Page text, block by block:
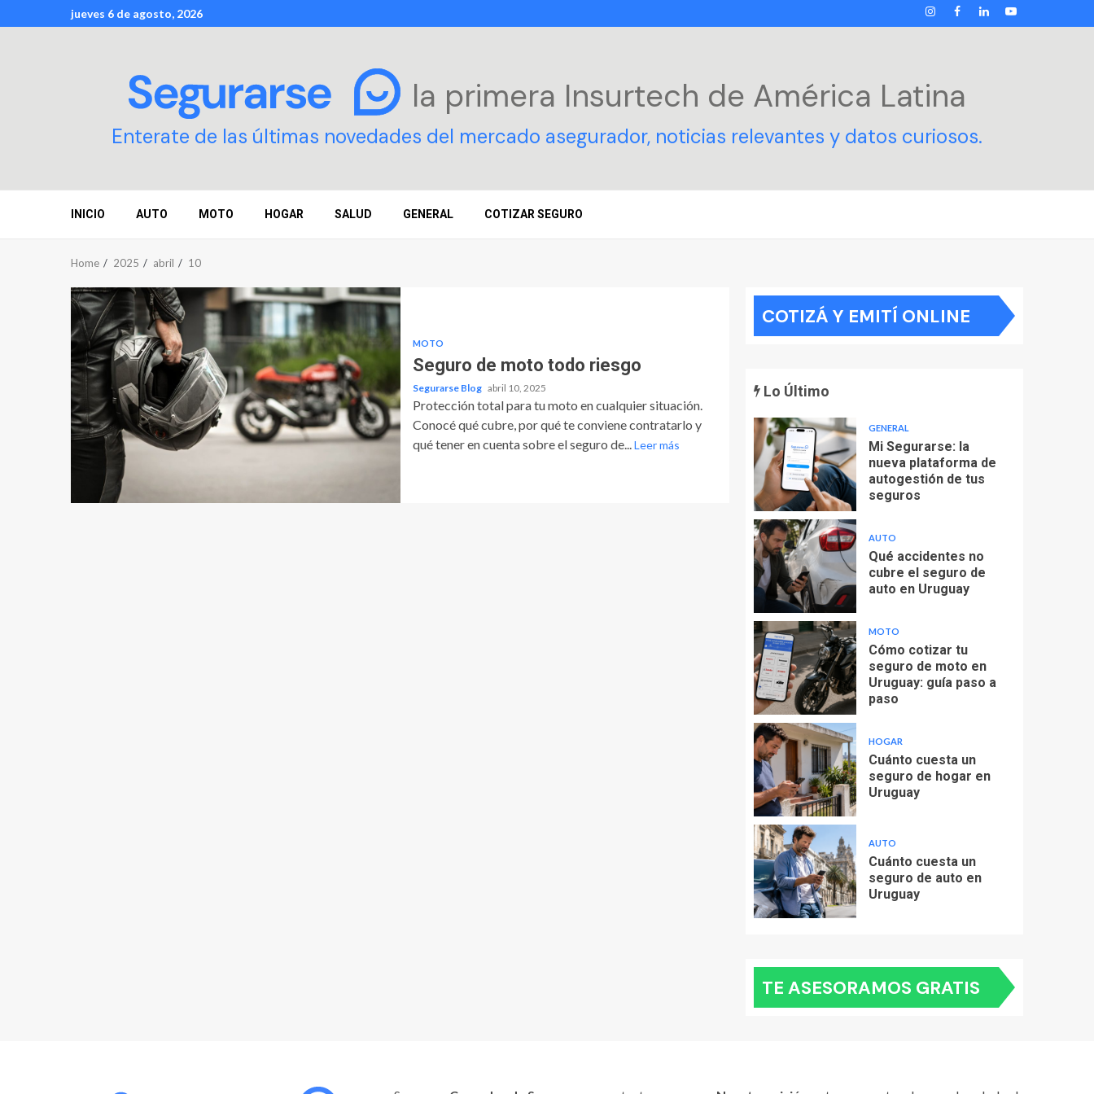
to
jueves 6 de agosto, 2026 INSTAGRAM
FACEBOOK
LINKEDIN
YOUTUBE
la primera Insurtech de América Latina
Enterate de las últimas novedades del mercado asegurador, noticias relevantes y datos curiosos.
INICIO AUTO MOTO HOGAR SALUD GENERAL COTIZAR SEGURO
Home 2025 abril 10
MOTO
Seguro de moto todo riesgo
Segurarse Blog abril 10, 2025
Protección total para tu moto en cualquier situación.
Conocé qué cubre, por qué te conviene contratarlo y
qué tener en cuenta sobre el seguro de... Leer más
COTIZÁ Y EMITÍ ONLINE
Lo Último
GENERAL
Mi Segurarse: la
nueva plataforma de
autogestión de tus
seguros
AUTO
Qué accidentes no
cubre el seguro de
auto en Uruguay
MOTO
Cómo cotizar tu
seguro de moto en
Uruguay: guía paso a
paso
HOGAR
Cuánto cuesta un
seguro de hogar en
Uruguay
AUTO
Cuánto cuesta un
seguro de auto en
Uruguay
TE ASESORAMOS GRATIS